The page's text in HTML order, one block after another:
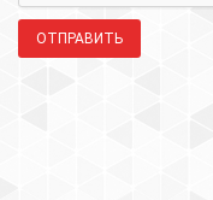
ОТПРАВИТЬ